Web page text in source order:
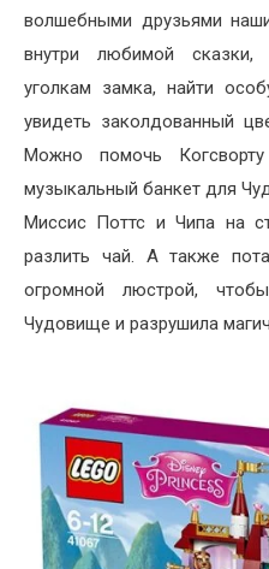
волшебными друзьями
внутри любимой сказки,
уголкам замка, найти
увидеть заколдованный
Можно помочь
музыкальный банкет для
Миссис Поттс и Чипа на
разлить чай. А также
огромной люстрой,
Чудовище и разрушила